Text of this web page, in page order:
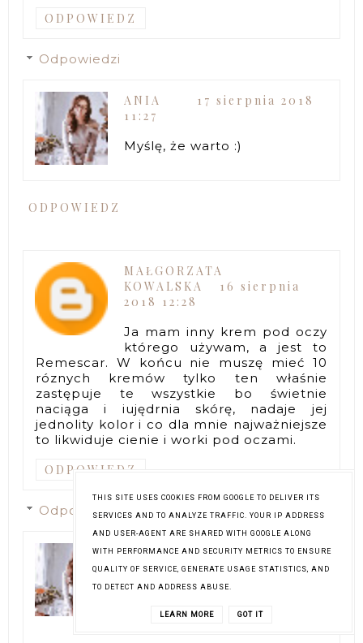
ODPOWIEDZ
Odpowiedzi
ANIA
17 sierpnia 2018
11:27
Myślę, że warto :)
ODPOWIEDZ
MAŁGORZATA
KOWALSKA
16 sierpnia
2018 12:28
Ja mam inny krem pod oczy
którego używam, a jest to
Remescar. W końcu nie muszę mieć 10
róznych kremów tylko ten właśnie
zastępuje te wszystkie bo świetnie
naciąga i iujędrnia skórę, nadaje jej
jednolity kolor i co dla mnie najważniejsze
to likwiduje cienie i worki pod oczami.
ODPOWIEDZ
Odpowiedzi
ANIA
17 sierpnia 2018
11:28
poczytać, bo pierwsze słyszę
THIS SITE USES COOKIES FROM GOOGLE TO DELIVER ITS
SERVICES AND TO ANALYZE TRAFFIC. YOUR IP ADDRESS
AND USER-AGENT ARE SHARED WITH GOOGLE ALONG
WITH PERFORMANCE AND SECURITY METRICS TO ENSURE
QUALITY OF SERVICE, GENERATE USAGE STATISTICS, AND
TO DETECT AND ADDRESS ABUSE.
LEARN MORE GOT IT